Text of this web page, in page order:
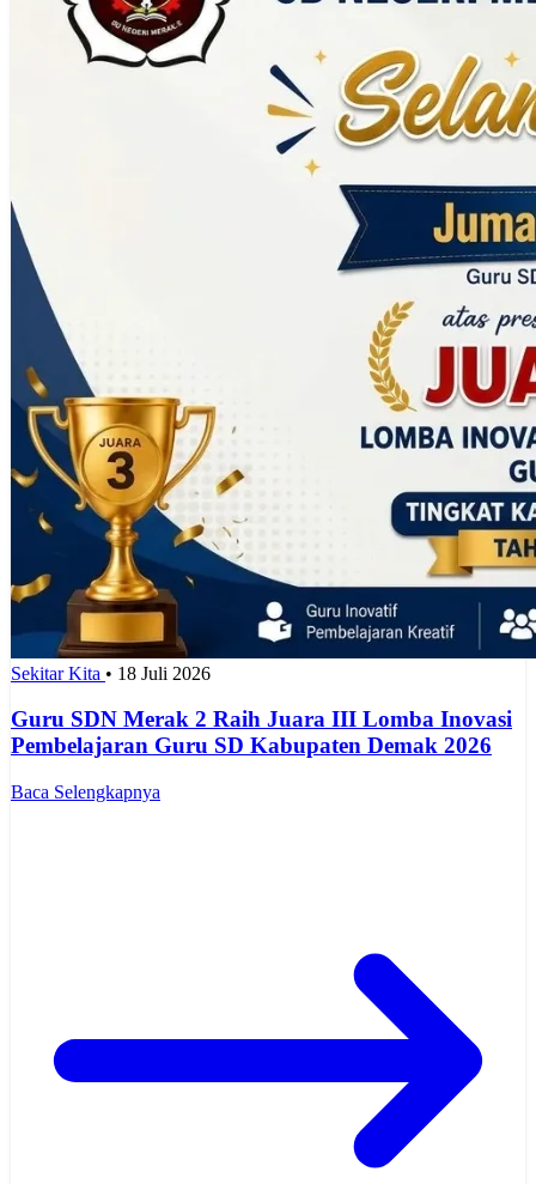
Sekitar Kita • 18 Juli 2026
Guru SDN Merak 2 Raih Juara III Lomba Inovasi
Pembelajaran Guru SD Kabupaten Demak 2026
Baca Selengkapnya